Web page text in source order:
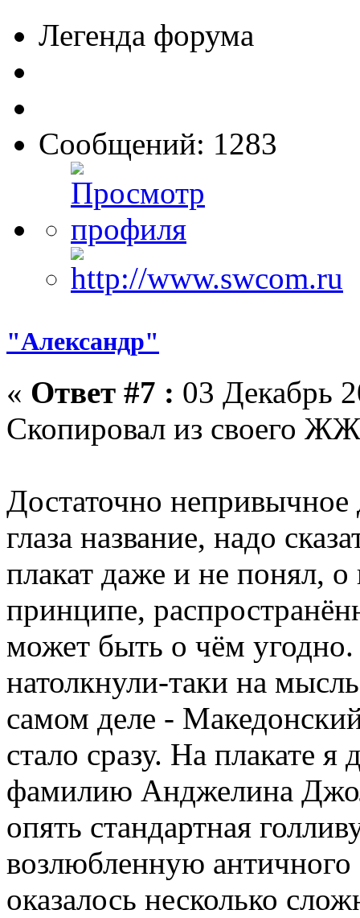
Легенда форума
Сообщений: 1283
"Александр"
« Ответ #7 : 03 Декабрь
Скопировал из своего
Достаточно непривычное
глаза название, надо
плакат даже и не понял,
принципе,
может быть о чём
натолкнули-таки на
самом деле -
стало сразу. На плакате
фамилию Анджелина
опять стандартная
возлюбленную античного
оказалось несколько